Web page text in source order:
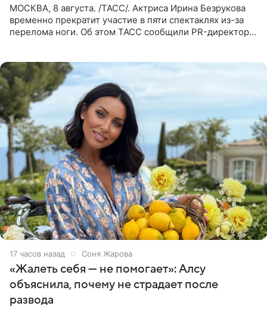
МОСКВА, 8 августа. /ТАСС/. Актриса Ирина Безрукова
временно прекратит участие в пяти спектаклях из-за
перелома ноги. Об этом ТАСС сообщили PR-директор
17 часов назад Соня Жарова
«Жалеть себя — не помогает»: Алсу
объяснила, почему не страдает после
развода